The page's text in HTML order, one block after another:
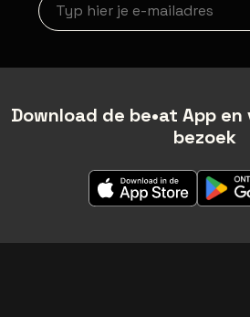
Download de be•at App
bezoek